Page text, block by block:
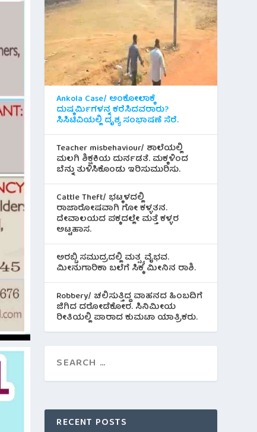
Ankola Case/ ಅಂಕೋಲಾಕ್ಕೆ
ದುಷ್ಕರ್ಮಿಗಳನ್ನ ಕರೆಸಿದವರಾರು?
ಸಿಸಿಟಿವಿಯಲ್ಲಿ ದೃಶ್ಯ ಸಂಭಾಷಣೆ ಸೆರೆ.
Teacher misbehaviour/ ಶಾಲೆಯಲ್ಲಿ
ಮಲಗಿ ಶಿಕ್ಷಕಿಯ ದುರ್ನಡತೆ. ಮಕ್ಕಳಿಂದ
ಬೆನ್ನು ತುಳಿಸಿಕೊಂಡು ಇರಿಸುಮುರಿಸು.
Cattle Theft/ ಭಟ್ಕಳದಲ್ಲಿ
ರಾಜಾರೋಷವಾಗಿ ಗೋ ಕಳ್ಳತನ.
ದೇವಾಲಯದ ಪಕ್ಕದಲ್ಲೇ ಮತ್ತೆ ಕಳ್ಳರ
ಅಟ್ಟಹಾಸ.
ಅರಬ್ಬಿ ಸಮುದ್ರದಲ್ಲಿ ಮತ್ಸ್ಯ ವೈಭವ.
ಮೀನುಗಾರಿಕಾ ಬಲೆಗೆ ಸಿಕ್ಕ ಮೀನಿನ‌ ರಾಶಿ.
Robbery/ ಚಲಿಸುತ್ತಿದ್ದ ವಾಹನದ ಹಿಂಬದಿಗೆ
ಜಿಗಿದ ದರೋಡೆಕೋರ. ಸಿನಿಮೀಯ
ರೀತಿಯಲ್ಲಿ ಪಾರಾದ ಕುಮಟಾ ಯಾತ್ರಿಕರು.
RECENT POSTS